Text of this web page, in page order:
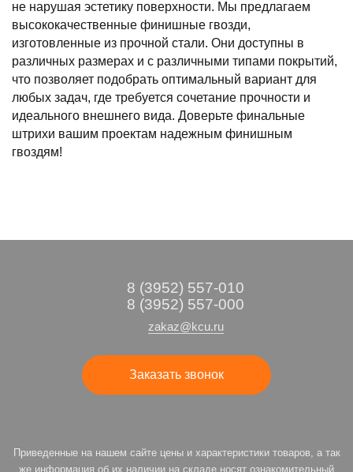
не нарушая эстетику поверхности. Мы предлагаем
высококачественные финишные гвозди,
изготовленные из прочной стали. Они доступны в
различных размерах и с различными типами покрытий,
что позволяет подобрать оптимальный вариант для
любых задач, где требуется сочетание прочности и
идеального внешнего вида. Доверьте финальные
штрихи вашим проектам надежным финишным
гвоздям!
8 (3952) 557-010
8 (3952) 557-000
zakaz@kcu.ru
Заказать звонок
Приведенные на нашем сайте цены и характеристики товаров, а так
же информация об их наличии на складе носят ознакомительный